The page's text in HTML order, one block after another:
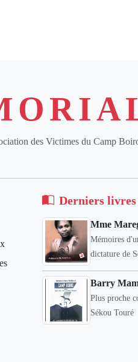
des Victimes du Camp
Derniers
Mme
Mémoires
dictature de
Barry
Plus proche
Sékou Touré